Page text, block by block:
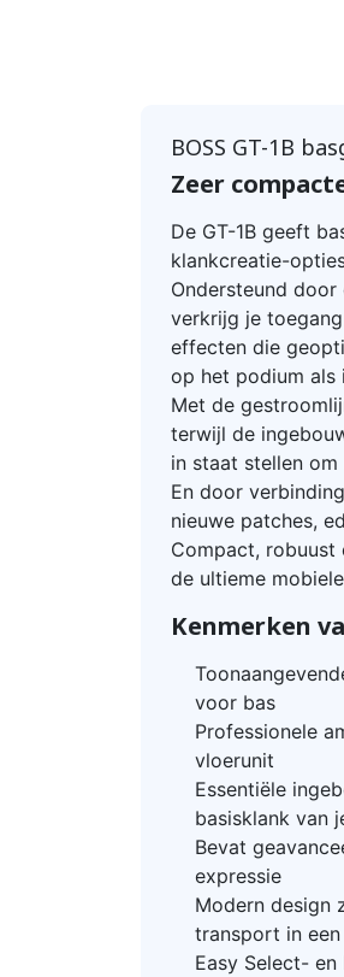
BOSS GT-1B
Zeer
De GT-1B geeft
klankcreatie-
Ondersteund door
verkrijg je
effecten die
op het podium als
Met de
terwijl de
in staat stellen
En door
nieuwe patches,
Compact, robuust
de ultieme
Kenmerken
voor bas
Professionele
vloerunit
Essentiële
basisklank van
Bevat
expressie
Modern design
transport in
Easy Select-